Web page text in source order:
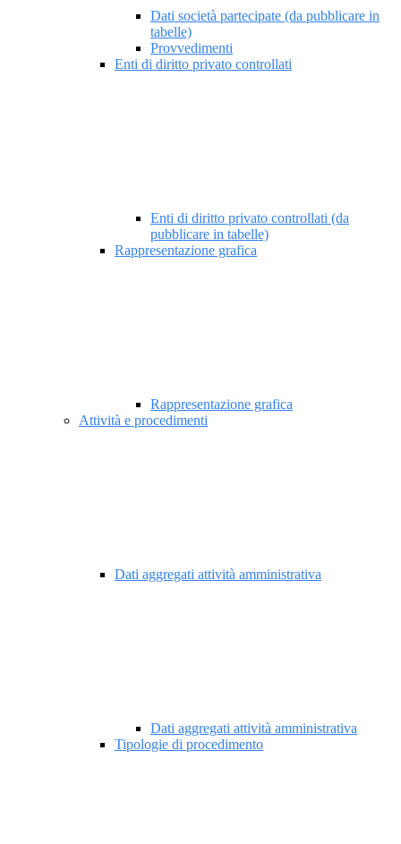
Dati società partecipate (da pubblicare in
tabelle)
Provvedimenti
Enti di diritto privato controllati
Enti di diritto privato controllati (da
pubblicare in tabelle)
Rappresentazione grafica
Rappresentazione grafica
Attività e procedimenti
Dati aggregati attività amministrativa
Dati aggregati attività amministrativa
Tipologie di procedimento